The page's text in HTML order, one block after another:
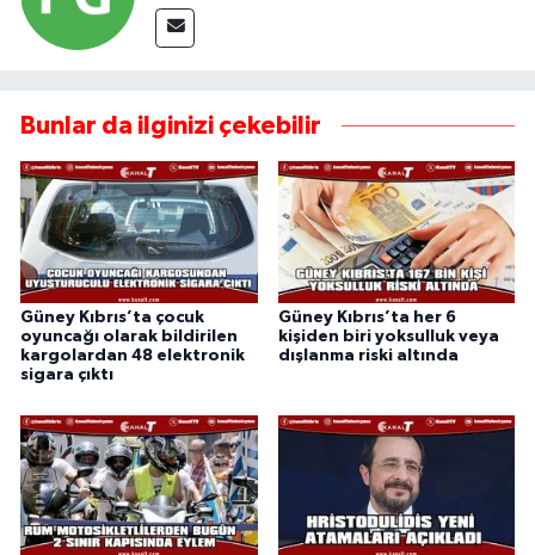
Bunlar da ilginizi çekebilir
Güney Kıbrıs’ta çocuk
oyuncağı olarak bildirilen
kargolardan 48 elektronik
sigara çıktı
Güney Kıbrıs’ta her 6
kişiden biri yoksulluk veya
dışlanma riski altında